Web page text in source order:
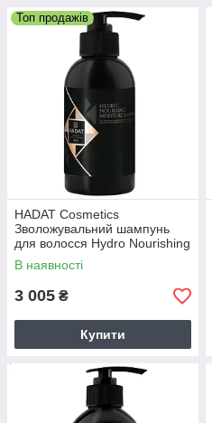
Топ продажів
HADAT Cosmetics
Зволожувальний шампунь
для волосся Hydro Nourishing
Moisture Shampoo 800
В наявності
3 005 ₴
Купити